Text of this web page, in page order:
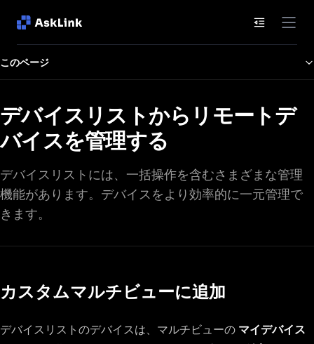
ドキュメン
このページ
デバイスリストからリモートデ
バイスを管理する
デバイスリストには、一括操作を含むさまざまな管理
機能があります。デバイスをより効率的に一元管理で
きます。
カスタムマルチビューに追加
デバイスリストのデバイスは、マルチビューの マイデバイス